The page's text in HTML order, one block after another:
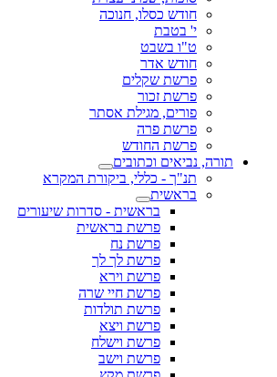
חודש כסלו, חנוכה
י' בטבת
ט"ו בשבט
חודש אדר
פרשת שקלים
פרשת זכור
פורים, מגילת אסתר
פרשת פרה
פרשת החודש
תורה, נביאים וכתובים
תנ"ך - כללי, ביקורת המקרא
בראשית
בראשית - סדרות שיעורים
פרשת בראשית
פרשת נח
פרשת לך לך
פרשת וירא
פרשת חיי שרה
פרשת תולדות
פרשת ויצא
פרשת וישלח
פרשת וישב